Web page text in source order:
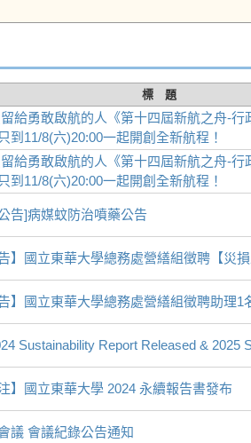
標 題
給勇敢啟航的人《第十四屆新航之舟-行
到11/8(六)20:00一起開創全新航程！
給勇敢啟航的人《第十四屆新航之舟-行
到11/8(六)20:00一起開創全新航程！
告]病媒蚊防治噴藥公告
告】國立東華大學總務處營繕組徵聘【災
告】國立東華大學總務處營繕組徵聘助理1
Sustainability Report Released & 2025
】國立東華大學 2024 永續報告書發布
議 會議紀錄公告通知